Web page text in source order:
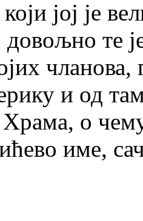
јој је
довољно те
и од
о
име,